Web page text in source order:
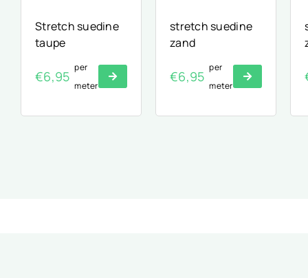
Stretch suedine
taupe
€6,95
per
meter
stretch suedine
zand
€6,95
per
meter